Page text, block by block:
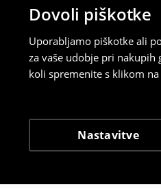
Dovoli piškotke
Uporabljamo piškotke ali
za vaše udobje pri nakupih
koli spremenite s klikom
Nastavitve